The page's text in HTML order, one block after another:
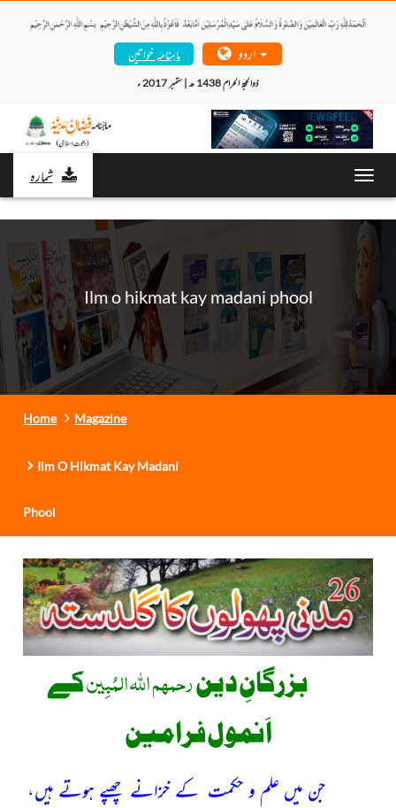
ماہنامہ خواتین
ذوالحجۃ الحرام 1438 ھ | ستمبر 2017 ء
شمارہ
Ilm o hikmat kay madani phool
Home Magazine
Ilm O Hikmat Kay Madani
Phool
بزرگانِ دینرحمھم اللہ المُبِینکے
اَنمول فرامین
جن میں علم و حکمت کے خزانے چھپے ہوتے ہیں،